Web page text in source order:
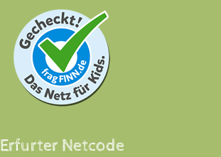
Erfurter Netcode